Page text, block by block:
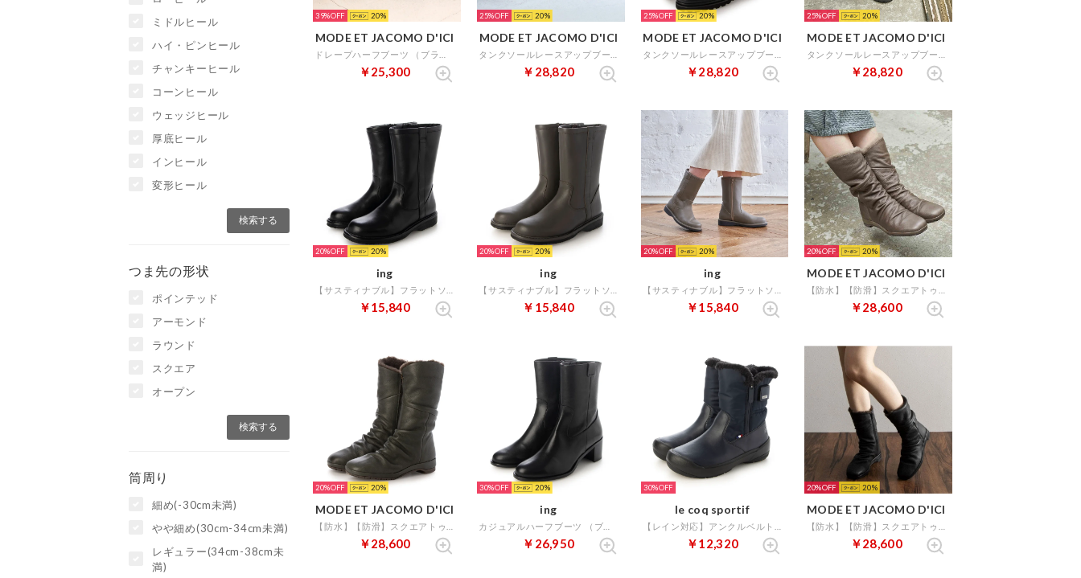
ミドルヒール
ハイ・ピンヒール
チャンキーヒール
コーンヒール
ウェッジヒール
厚底ヒール
インヒール
変形ヒール
つま先の形状
ポインテッド
アーモンド
ラウンド
スクエア
オープン
筒周り
細め(-30cm未満)
やや細め(30cm-34cm未満)
レギュラー(34cm-38cm未
満)
39% 20
MODE ET JACOMO D'ICI
￥25,300
25% 20
MODE ET JACOMO D'ICI
￥28,820
25% 20
MODE ET JACOMO D'ICI
￥28,820
25% 20
MODE ET JACOMO D'ICI
￥28,820
20% 20
ing
￥15,840
20% 20
ing
￥15,840
20% 20
ing
￥15,840
20% 20
MODE ET JACOMO D'ICI
￥28,600
20% 20
MODE ET JACOMO D'ICI
￥28,600
30% 20
ing
￥26,950
30%
le coq sportif
￥12,320
20% 20
MODE ET JACOMO D'ICI
￥28,600